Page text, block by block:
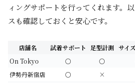
ィングサポートを行ってくれます。
スも確認しておくと安心です。
店舗名 試着サポート 足型計測 サイ
On Tokyo
○ ○
伊勢丹新宿店
○ ×